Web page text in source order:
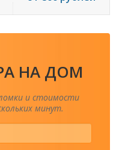
НА ДОМ
и стоимости
минут.